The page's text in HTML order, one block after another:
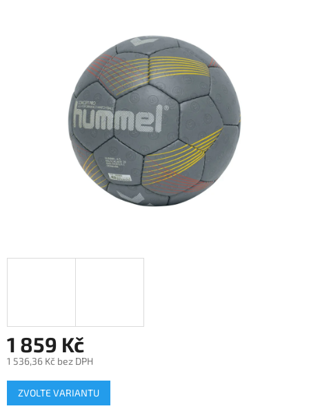
1 859 Kč
1 536,36 Kč bez DPH
Měrná
cena:
ZVOLTE VARIANTU